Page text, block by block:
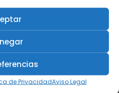
de PrivacidadAviso Legal